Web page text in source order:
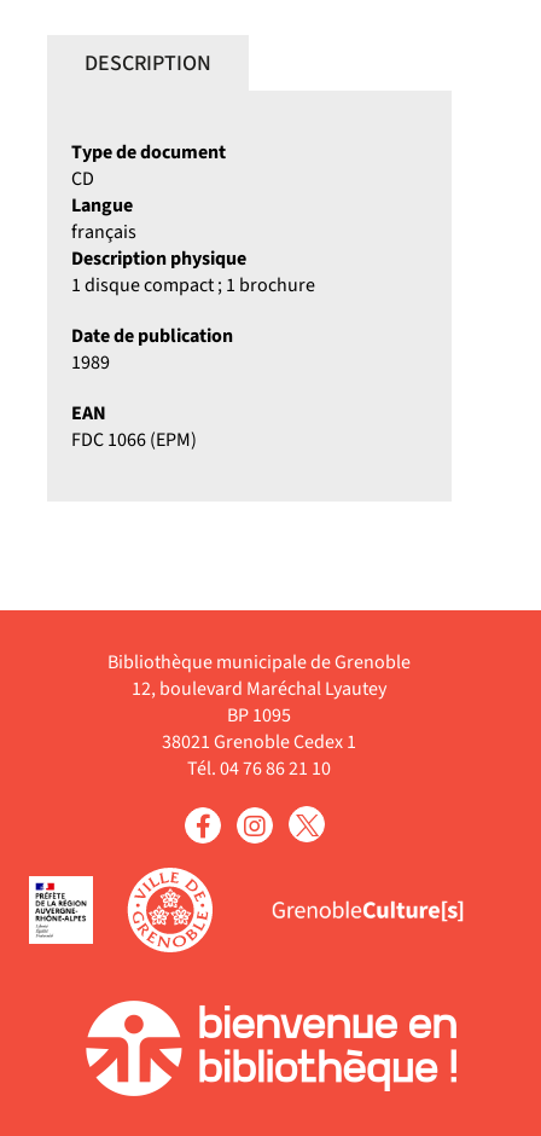
DESCRIPTION
Type de document
CD
Langue
français
Description physique
1 disque compact ; 1 brochure
Date de publication
1989
EAN
FDC 1066 (EPM)
Bibliothèque municipale de Grenoble
12, boulevard Maréchal Lyautey
BP 1095
38021 Grenoble Cedex 1
Tél. 04 76 86 21 10